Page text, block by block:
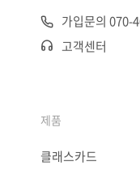
가입문의 070-
고객센터
제품
클래스카드